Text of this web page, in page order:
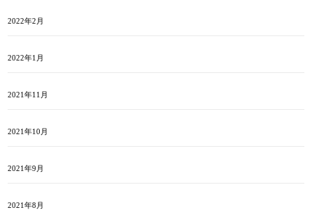
2022年2月
2022年1月
2021年11月
2021年10月
2021年9月
2021年8月